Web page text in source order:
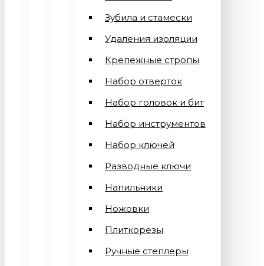
Зубила и стамески
Удаления изоляции
Крепежные стропы
Набор отверток
Набор головок и бит
Набор инструментов
Набор ключей
Разводные ключи
Напильники
Ножовки
Плиткорезы
Ручные степлеры